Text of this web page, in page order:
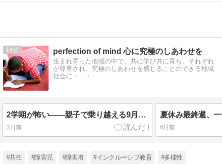
14 perfection of mind 心に究極のしあわせを
生まれ育った地域の中で、共に学び共に育ち、それぞれ
が尊重され、究極のしあわせを感じることのできる地域
社会に・・・
2学期が怖い——親子で乗り越える9月の壁
3日前
夏休み最終週、
6日前
#共生 #障害児 #障害者 #インクルーシブ教育 #多様性